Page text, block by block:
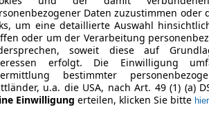
Daten zuzustimmen oder
um eine detaillierte Auswahl
oder um der Verarbeitung
soweit diese auf
erfolgt. Die Einwilligung
bestimmter
u.a. die USA, nach Art. 49 (1) (a)
Einwilligung erteilen, klicken Sie bitte hier